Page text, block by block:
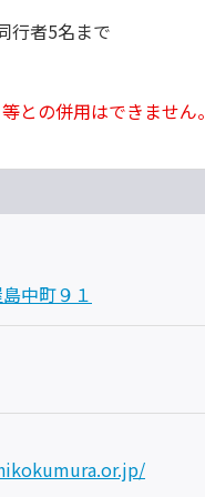
行者5名まで
との併用はできません。
中町９１